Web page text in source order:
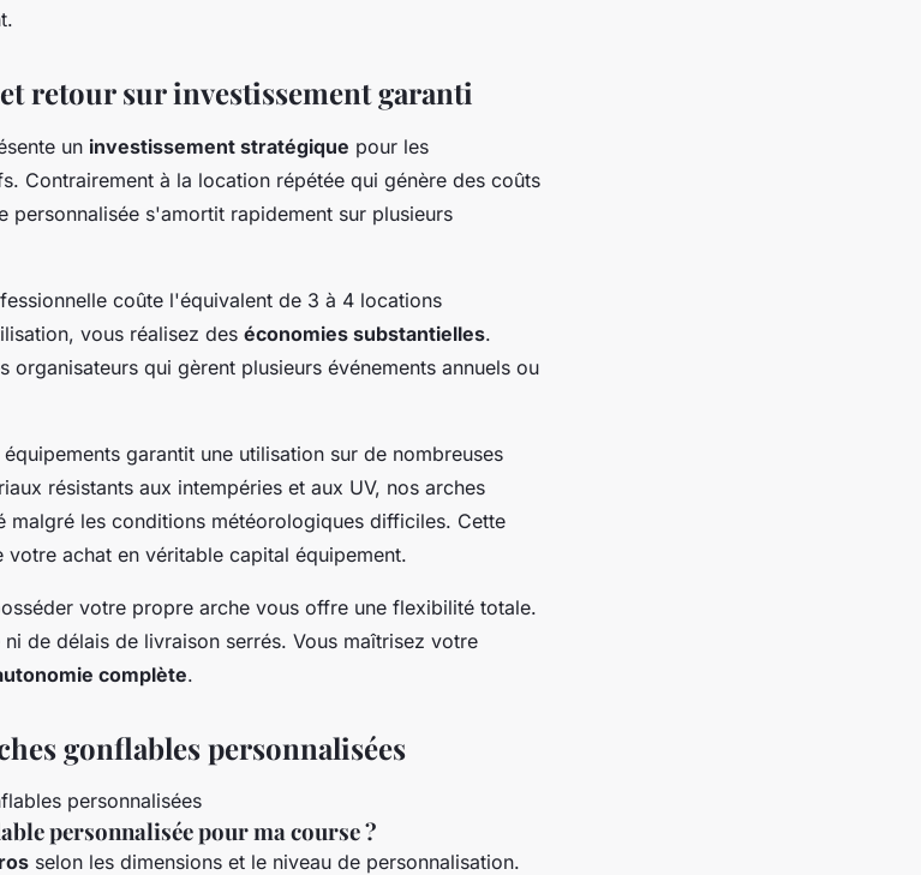
retour sur investissement garanti
un investissement stratégique pour les
Contrairement à la location répétée qui génère des coûts
personnalisée s'amortit rapidement sur plusieurs
coûte l'équivalent de 3 à 4 locations
vous réalisez des économies substantielles.
organisateurs qui gèrent plusieurs événements annuels ou
garantit une utilisation sur de nombreuses
résistants aux intempéries et aux UV, nos arches
malgré les conditions météorologiques difficiles. Cette
votre achat en véritable capital équipement.
votre propre arche vous offre une flexibilité totale.
de délais de livraison serrés. Vous maîtrisez votre
complète.
gonflables personnalisées
personnalisée pour ma course ?
selon les dimensions et le niveau de personnalisation.